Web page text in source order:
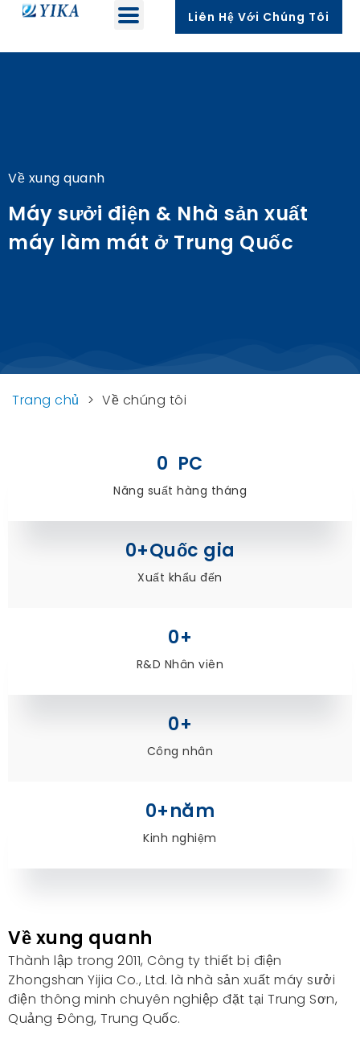
Liên Hệ Với Chúng Tôi
Về xung quanh
Máy sưởi điện & Nhà sản xuất
máy làm mát ở Trung Quốc
Trang chủ > Về chúng tôi
Năng suất hàng tháng
0
  PC
Xuất khẩu đến
0+Quốc gia
R&D Nhân viên
0+
Công nhân
0+
Kinh nghiệm
0+năm
Về xung quanh
Thành lập trong 2011, Công ty thiết bị điện
Zhongshan Yijia Co., Ltd. là nhà sản xuất máy sưởi
điện thông minh chuyên nghiệp đặt tại Trung Sơn,
Quảng Đông, Trung Quốc.